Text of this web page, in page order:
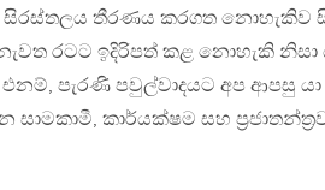
සිරස්තලය තීරණය කරගත නොහැකිව
රටට ඉදිරිපත් කළ නොහැකි නිසා
පැරණි පවුල්වාදයට අප ආපසු යා
සාමකාමී, කාර්යක්ෂම සහ